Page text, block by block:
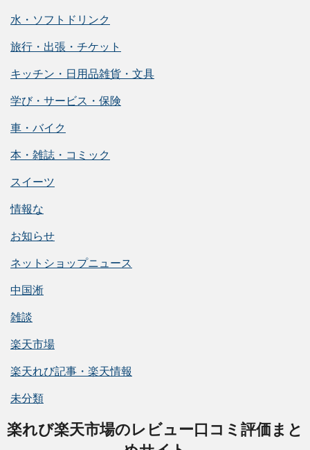
水・ソフトドリンク
旅行・出張・チケット
キッチン・日用品雑貨・文具
学び・サービス・保険
車・バイク
本・雑誌・コミック
スイーツ
情報な
お知らせ
ネットショップニュース
中国淅
雑談
楽天市場
楽天れび記事・楽天情報
未分類
楽れび楽天市場のレビュー口コミ評価まと